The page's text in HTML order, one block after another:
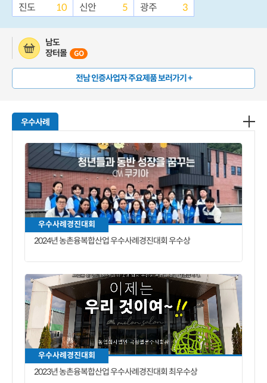
진도
10 신안 5 광주 3
남도
장터몰
GO
전남 인증사업자 주요제품 보러가기 +
우수사례
우수사례경진대회
2024년 농촌융복합산업 우수사례경진대회 우수상
우수사례경진대회
2023년 농촌융복합산업 우수사례경진대회 최우수상